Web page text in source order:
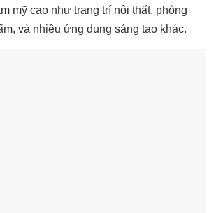
mỹ cao như trang trí nội thất, phòng
và nhiều ứng dụng sáng tạo khác.